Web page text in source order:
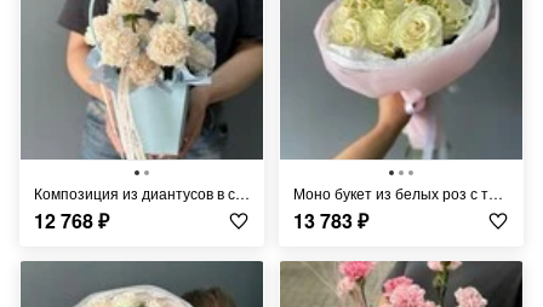
Композиция из диантусов в сумочке
12 768₽
Моно букет из белых роз с танацетумом
13 783₽